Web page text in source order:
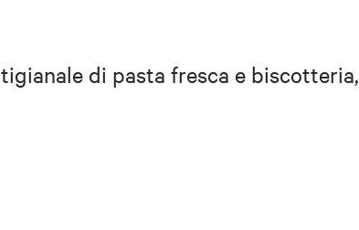
di pasta fresca e biscotteria,